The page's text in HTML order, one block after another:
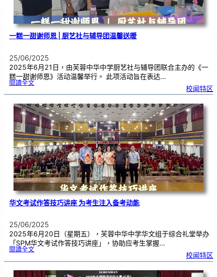
一糕一甜谢师恩 | 厨艺社与辅导团温馨送暖
25/06/2025
2025年6月21日，由芙蓉中华中学厨艺社与辅导团联合主办的《一
糕一甜谢师恩》活动温馨举行。 此项活动旨在表达…
閱讀全文:一
甜
师
恩
|厨
艺
社
与
辅
导
团
温
馨
送
暖
校闻特区
华文考试作答技巧讲座 为考生注入备考动能
25/06/2025
2025年6月20日（星期五），芙蓉中华中学华文组于综合礼堂举办
「SPM华文考试作答技巧讲座」，协助应考生掌握…
閱讀全文:华
试
答
技
校闻特区